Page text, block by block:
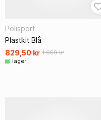
Polisport
Plastkit Blå
829,50 kr 1 659 kr
I lager